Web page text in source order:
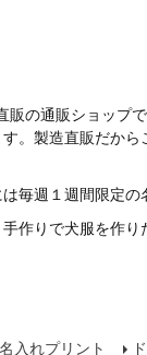
の通販ショッ
。製造直販だか
毎週１週間限定の
作りで犬服を作
名入れプリント